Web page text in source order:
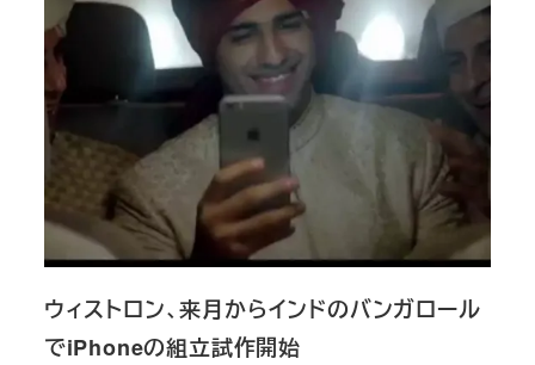
ウィストロン、来月からインドのバンガロール
でiPhoneの組立試作開始